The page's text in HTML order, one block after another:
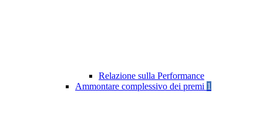
Relazione sulla Performance
Ammontare complessivo dei premi 1